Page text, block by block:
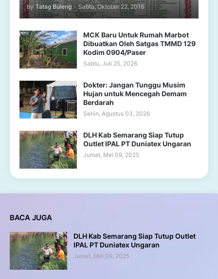
by Tatag Buleng - Sabtu, Oktober 22, 2016
MCK Baru Untuk Rumah Marbot
Dibuatkan Oleh Satgas TMMD 129
Kodim 0904/Paser
Sabtu, Juli 25, 2026
Dokter: Jangan Tunggu Musim
Hujan untuk Mencegah Demam
Berdarah
Senin, Agustus 03, 2026
DLH Kab Semarang Siap Tutup
Outlet IPAL PT Duniatex Ungaran
Jumat, Mei 09, 2025
BACA JUGA
DLH Kab Semarang Siap Tutup Outlet
IPAL PT Duniatex Ungaran
Jumat, Mei 09, 2025